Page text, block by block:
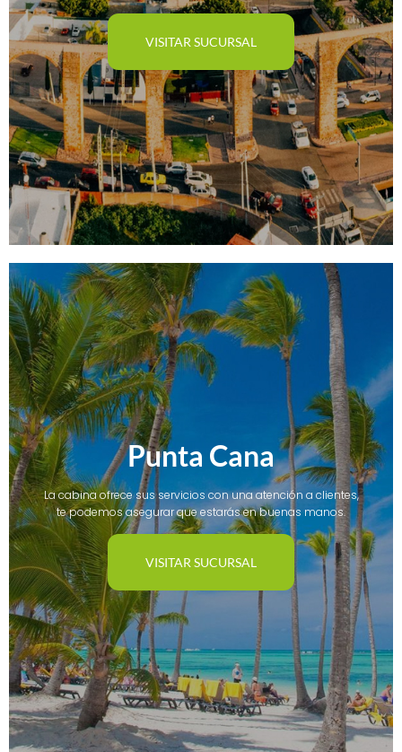
VISITAR SUCURSAL
Punta Cana
La cabina ofrece sus servicios con una atención a clientes,
te podemos asegurar que estarás en buenas manos.
VISITAR SUCURSAL